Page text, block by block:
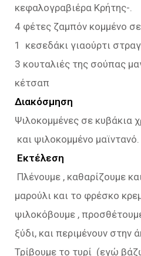
κεφαλογραβιέρα Κρήτης-.
4 φέτες ζαμπόν κομμένο
1 κεσεδάκι γιαούρτι
3 κουταλιές της σούπας
κέτσαπ
Διακόσμηση
Ψιλοκομμένες σε κυβάκια
και ψιλοκομμένο μαϊντανό.
Εκτέλεση
Πλένουμε , καθαρίζουμε
μαρούλι και το φρέσκο
ψιλοκόβουμε ,
ξύδι, και περιμένουν στην
Τρίβουμε το τυρί (εγώ